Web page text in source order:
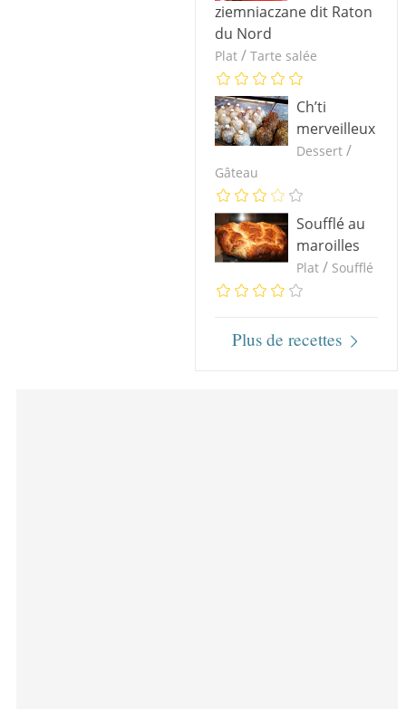
ziemniaczane dit Raton
du Nord
Plat/ Tarte salée
Ch’ti
merveilleux
Dessert/
Gâteau
Soufflé au
maroilles
Plat/ Soufflé
Plus de recettes